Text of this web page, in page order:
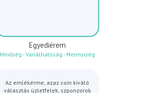
Egyediérem
Minőség - Variálhatóság - Mennyiség
Az emlékérme, azaz coin kiváló
választás üzletfelek, szponzorok